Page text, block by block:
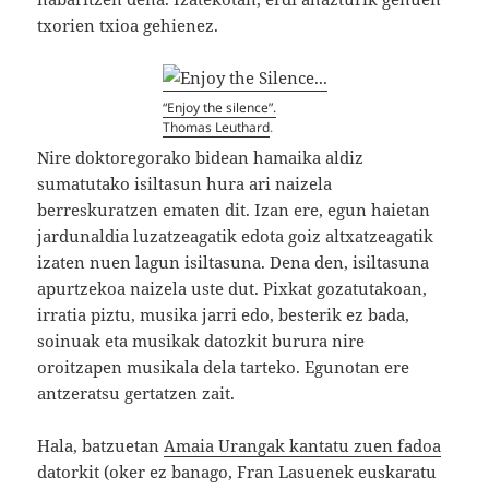
txorien txioa gehienez.
“Enjoy the silence”.
Thomas Leuthard.
Nire doktoregorako bidean hamaika aldiz
sumatutako isiltasun hura ari naizela
berreskuratzen ematen dit. Izan ere, egun haietan
jardunaldia luzatzeagatik edota goiz altxatzeagatik
izaten nuen lagun isiltasuna. Dena den, isiltasuna
apurtzekoa naizela uste dut. Pixkat gozatutakoan,
irratia piztu, musika jarri edo, besterik ez bada,
soinuak eta musikak datozkit burura nire
oroitzapen musikala dela tarteko. Egunotan ere
antzeratsu gertatzen zait.
Hala, batzuetan Amaia Urangak kantatu zuen fadoa
datorkit (oker ez banago, Fran Lasuenek euskaratu